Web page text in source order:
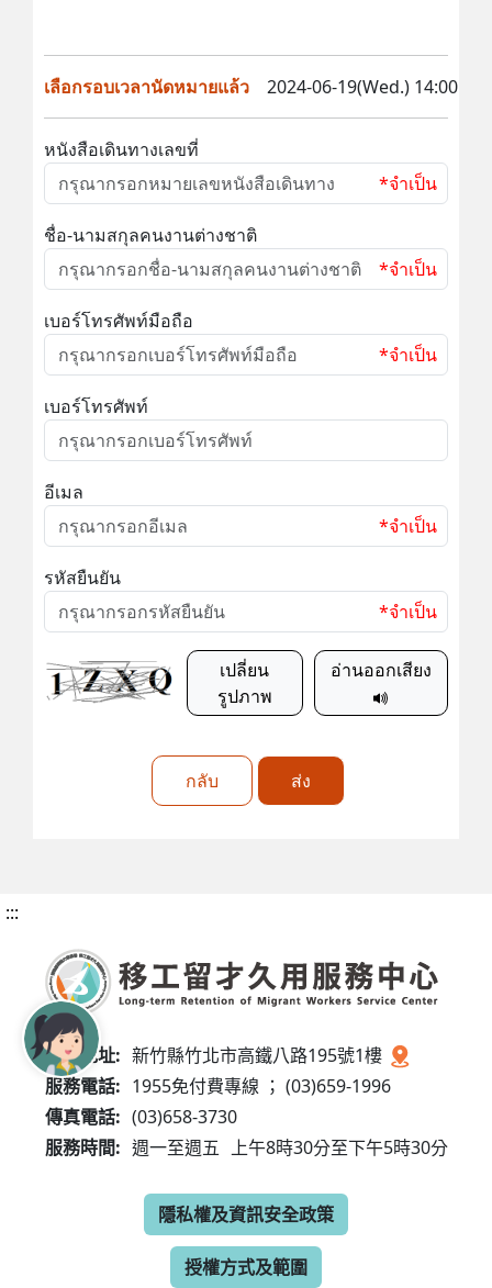
เลือกรอบเวลานัดหมายแล้ว 2024-06-19(Wed.) 14:00
หนังสือเดินทางเลขที่
*จำเป็น
ชื่อ-นามสกุลคนงานต่างชาติ
*จำเป็น
เบอร์โทรศัพท์มือถือ
*จำเป็น
เบอร์โทรศัพท์
อีเมล
*จำเป็น
รหัสยืนยัน
*จำเป็น
เปลี่ยน
รูปภาพ
อ่านออกเสียง
กลับ ส่ง
:::
服務地址: 新竹縣竹北市高鐵八路195號1樓
服務電話: 1955免付費專線 ； (03)659-1996
傳真電話: (03)658-3730
服務時間: 週一至週五 上午8時30分至下午5時30分
隱私權及資訊安全政策
授權方式及範圍